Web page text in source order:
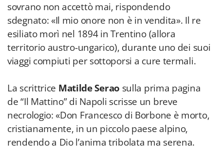
sovrano non accettò mai, rispondendo
sdegnato: «Il mio onore non è in vendita». Il re
esiliato morì nel 1894 in Trentino (allora
territorio austro-ungarico), durante uno dei suoi
viaggi compiuti per sottoporsi a cure termali.
La scrittrice Matilde Serao sulla prima pagina
de “Il Mattino” di Napoli scrisse un breve
necrologio: «Don Francesco di Borbone è morto,
cristianamente, in un piccolo paese alpino,
rendendo a Dio l’anima tribolata ma serena.